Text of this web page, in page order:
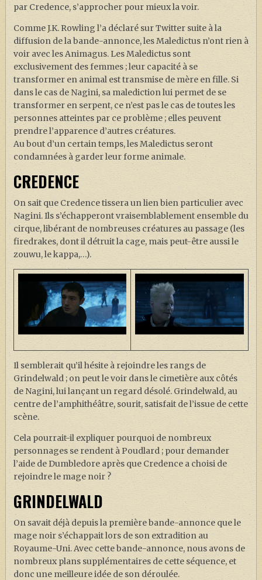
par Credence, s’approcher pour mieux la voir.
Comme J.K. Rowling l’a déclaré sur Twitter suite à la
diffusion de la bande-annonce, les Maledictus n’ont rien à
voir avec les Animagus. Les Maledictus sont
exclusivement des femmes ; leur capacité à se
transformer en animal est transmise de mère en fille. Si
dans le cas de Nagini, sa malediction lui permet de se
transformer en serpent, ce n’est pas le cas de toutes les
personnes atteintes par ce problème ; elles peuvent
prendre l’apparence d’autres créatures.
Au bout d’un certain temps, les Maledictus seront
condamnées à garder leur forme animale.
CREDENCE
On sait que Credence tissera un lien bien particulier avec
Nagini. Ils s’échapperont vraisemblablement ensemble du
cirque, libérant de nombreuses créatures au passage (les
firedrakes, dont il détruit la cage, mais peut-être aussi le
zouwu, le kappa,…).
Il semblerait qu’il hésite à rejoindre les rangs de
Grindelwald ; on peut le voir dans le cimetière aux côtés
de Nagini, lui lançant un regard désolé. Grindelwald, au
centre de l’amphithéâtre, sourit, satisfait de l’issue de cette
scène.
Cela pourrait-il expliquer pourquoi de nombreux
personnages se rendent à Poudlard ; pour demander
l’aide de Dumbledore après que Credence a choisi de
rejoindre le mage noir ?
GRINDELWALD
On savait déjà depuis la première bande-annonce que le
mage noir s’échappait lors de son extradition au
Royaume-Uni. Avec cette bande-annonce, nous avons de
nombreux plans supplémentaires de cette séquence, et
donc une meilleure idée de son déroulée.